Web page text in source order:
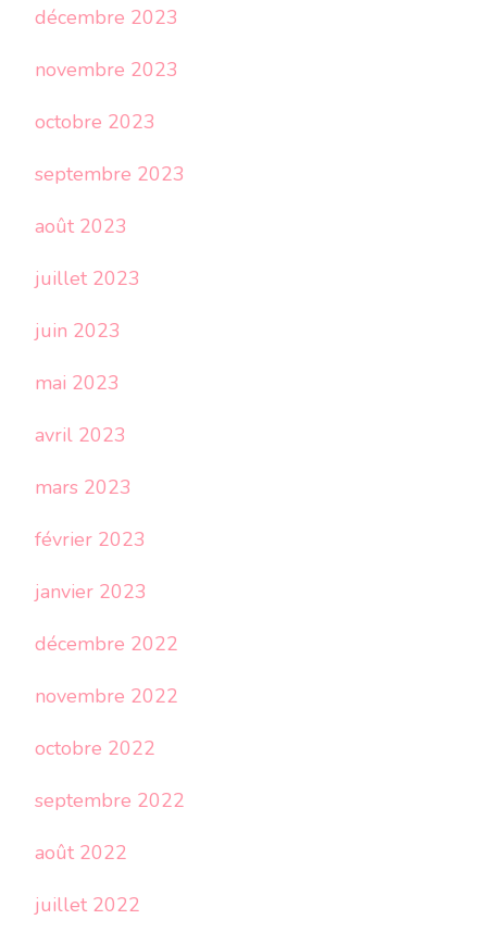
décembre 2023
novembre 2023
octobre 2023
septembre 2023
août 2023
juillet 2023
juin 2023
mai 2023
avril 2023
mars 2023
février 2023
janvier 2023
décembre 2022
novembre 2022
octobre 2022
septembre 2022
août 2022
juillet 2022